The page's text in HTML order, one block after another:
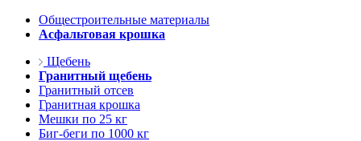
Общестроительные материалы
Асфальтовая крошка
Щебень
Гранитный щебень
Гранитный отсев
Гранитная крошка
Мешки по 25 кг
Биг-беги по 1000 кг